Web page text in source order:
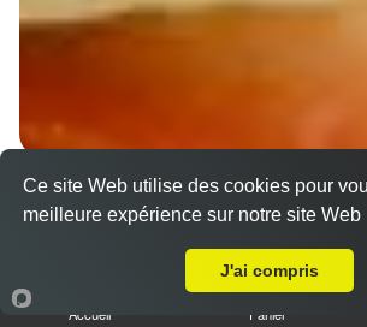
Wraps Chicken
8.50 €
Accueil Panier
Ce site Web utilise des cookies pour
meilleure expérience sur notre site Web
J'ai compris